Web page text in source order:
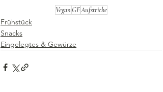
VeganGFAufstriche
Frühstück
Snacks
Eingelegtes & Gewürze